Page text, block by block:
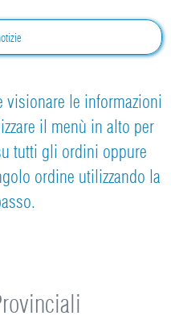
visionare le informazioni
il menù in alto per
tutti gli ordini oppure
ordine utilizzando la